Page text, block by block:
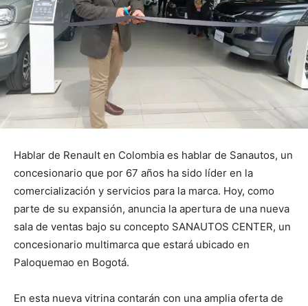
Hablar de Renault en Colombia es hablar de Sanautos, un
concesionario que por 67 años ha sido líder en la
comercialización y servicios para la marca. Hoy, como
parte de su expansión, anuncia la apertura de una nueva
sala de ventas bajo su concepto SANAUTOS CENTER, un
concesionario multimarca que estará ubicado en
Paloquemao en Bogotá.
En esta nueva vitrina contarán con una amplia oferta de